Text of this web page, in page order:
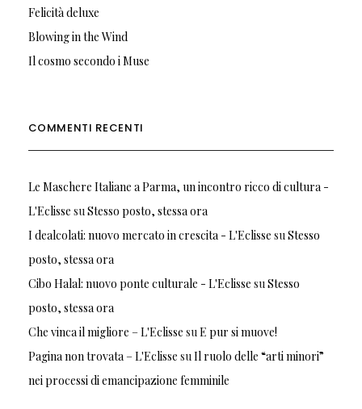
Felicità deluxe
Blowing in the Wind
Il cosmo secondo i Muse
COMMENTI RECENTI
Le Maschere Italiane a Parma, un incontro ricco di cultura -
L'Eclisse suStesso posto, stessa ora
I dealcolati: nuovo mercato in crescita - L'Eclisse suStesso
posto, stessa ora
Cibo Halal: nuovo ponte culturale - L'Eclisse suStesso
posto, stessa ora
Che vinca il migliore – L'Eclisse suE pur si muove!
Pagina non trovata – L'Eclisse suIl ruolo delle “arti minori”
nei processi di emancipazione femminile